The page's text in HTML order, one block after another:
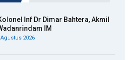
Inf Dr Dimar Bahtera, Akmil
IM
2026